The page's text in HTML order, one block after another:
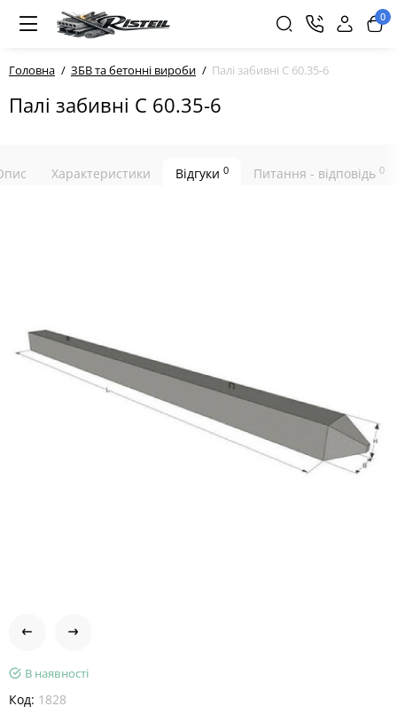
0
Головна ЗБВ та бетонні вироби Палі забивні С 60.35-6
Палі забивні С 60.35-6
Характеристики Відгуки 0 Питання - відповідь 0
В наявності
Код: 1828